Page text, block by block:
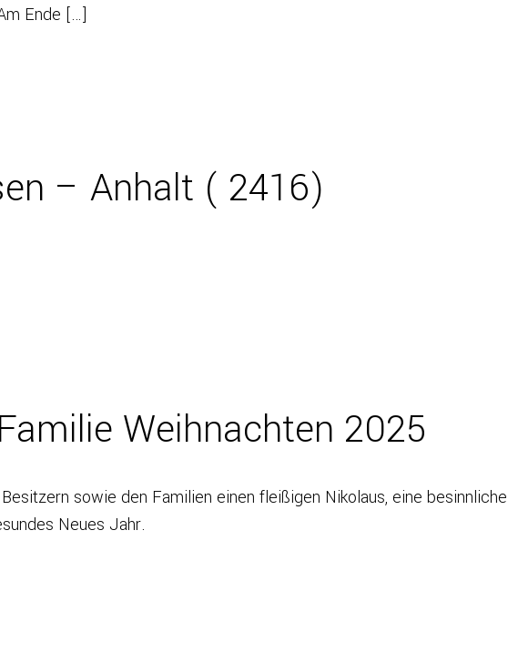
Ende […]
– Anhalt ( 2416)
Weihnachten 2025
sowie den Familien einen fleißigen Nikolaus, eine
Neues Jahr.